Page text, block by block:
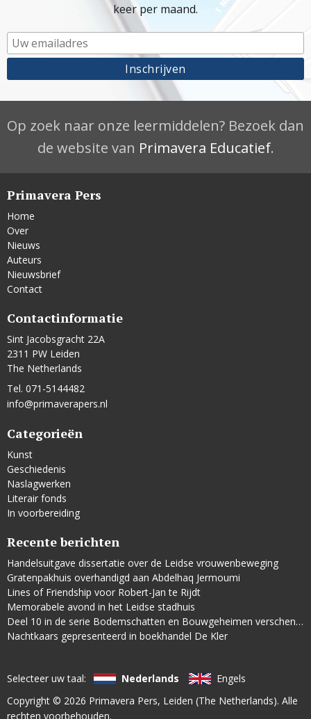
keer per maand.
Op zoek naar onze leermiddelen? Bezoek dan
de website van Primavera Educatief.
Primavera Pers
Home
Over
Nieuws
Auteurs
Nieuwsbrief
Contact
Contactinformatie
Sint Jacobsgracht 22A
2311 PW Leiden
The Netherlands
Tel. 071-5144482
info@primaverapers.nl
Categorieën
Kunst
Geschiedenis
Naslagwerken
Literair fonds
In voorbereiding
Recente berichten
Handelsuitgave dissertatie over de Leidse vrouwenbeweging
Gratenpakhuis overhandigd aan Abdelhaq Jermoumi
Lines of Friendship voor Robert-Jan te Rijdt
Memorabele avond in het Leidse stadhuis
Deel 10 in de serie Bodemschatten en Bouwgeheimen verschenen
Nachtkaars gepresenteerd in boekhandel De Kler
Selecteer uw taal: Nederlands
Engels
Copyright © 2026 Primavera Pers, Leiden (The Netherlands). Alle
rechten voorbehouden.